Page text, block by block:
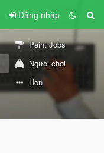
Đăng nhập
Paint Jobs
Người chơi
Hơn